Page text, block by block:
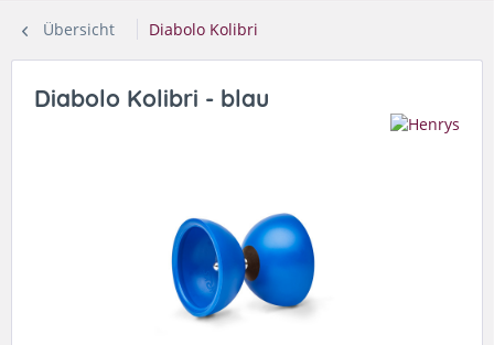
Übersicht Diabolo Kolibri
Diabolo Kolibri - blau